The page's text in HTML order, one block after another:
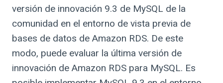
versión de innovación 9.3 de MySQL de la
comunidad en el entorno de vista previa de
bases de datos de Amazon RDS. De este
modo, puede evaluar la última versión de
innovación de Amazon RDS para MySQL. Es